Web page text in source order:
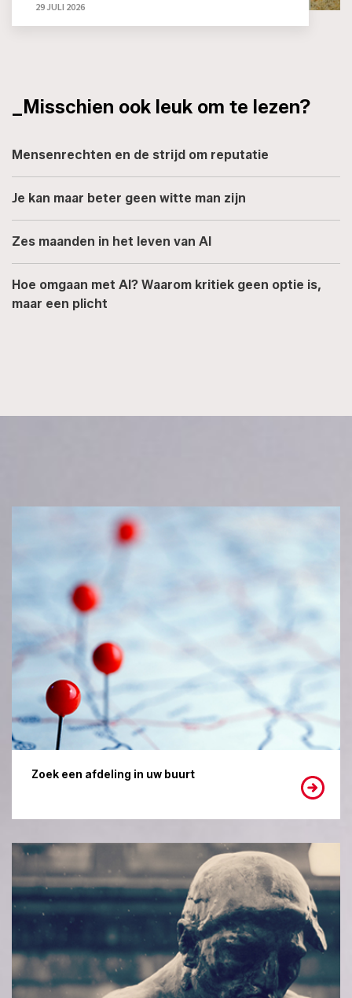
29 JULI 2026
_Misschien ook leuk om te lezen?
Mensenrechten en de strijd om reputatie
Je kan maar beter geen witte man zijn
Zes maanden in het leven van AI
Hoe omgaan met AI? Waarom kritiek geen optie is,
maar een plicht
Zoek een afdeling in uw buurt